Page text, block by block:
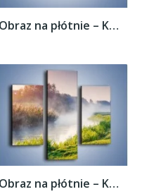
Obraz na płótnie – Koń o poranku –...
Obraz na płótnie – Koń o poranku –...